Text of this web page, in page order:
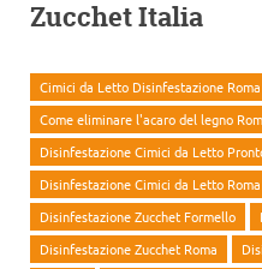
Zucchet Italia
Cimici da Letto Disinfestazione Roma
Come eliminare l'acaro del legno
Disinfestazione Cimici da Letto
Disinfestazione Cimici da Letto Roma
Disinfestazione Zucchet Formello
Disinfestazione Zucchet Roma